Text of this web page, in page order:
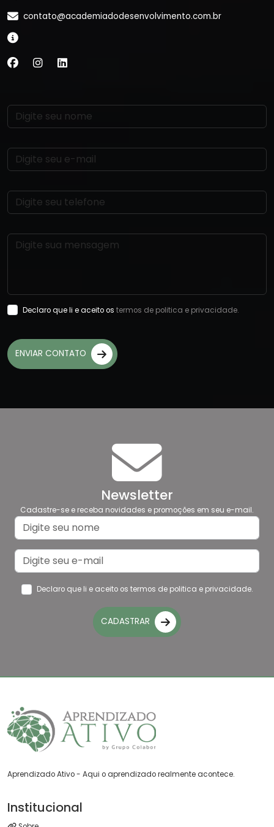
contato@academiadodesenvolvimento.com.br
Declaro que li e aceito os termos de politica e privacidade.
ENVIAR CONTATO
Newsletter
Cadastre-se e receba novidades e promoções em seu e-mail.
CADASTRAR
Declaro que li e aceito os termos de politica e privacidade.
Aprendizado Ativo - Aqui o aprendizado realmente acontece.
Institucional